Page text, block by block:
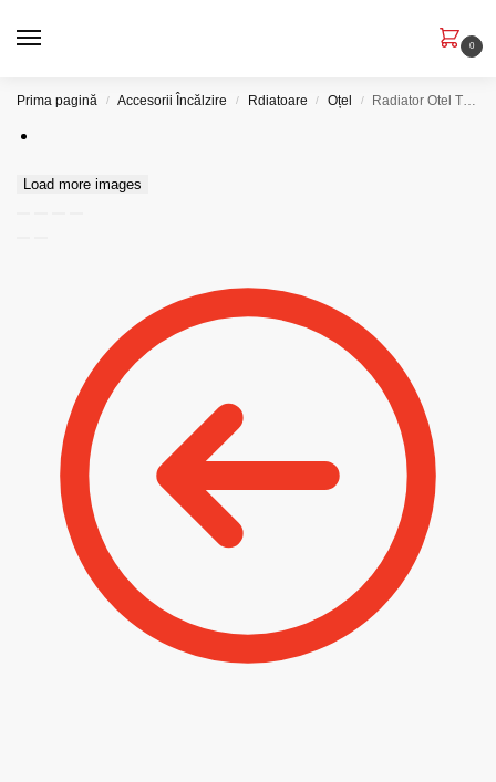
0
Prima pagină / Accesorii Încălzire / Rdiatoare / Oțel / Radiator Otel T33 300×1200
Load more images